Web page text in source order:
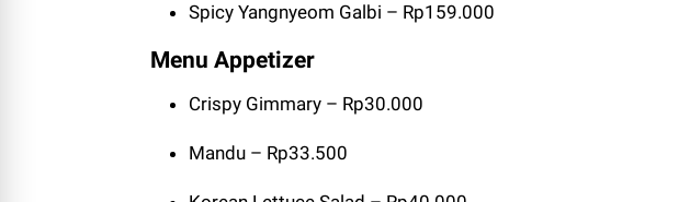
Spicy Yangnyeom Galbi – Rp159.000
Menu Appetizer
Crispy Gimmary – Rp30.000
Mandu – Rp33.500